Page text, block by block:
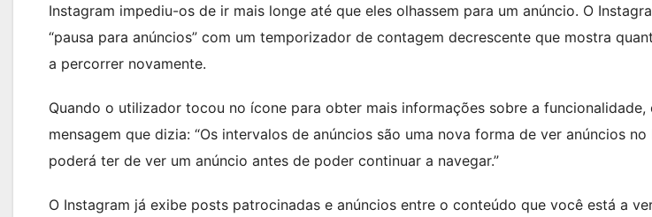
Instagram impediu-os de ir mais longe até que eles olhassem para um anúncio. O
“pausa para anúncios” com um temporizador de contagem decrescente que mostra
a percorrer novamente.
Quando o utilizador tocou no ícone para obter mais informações sobre a funcionalidade,
mensagem que dizia: “Os intervalos de anúncios são uma nova forma de ver anúncios no
poderá ter de ver um anúncio antes de poder continuar a navegar.”
O Instagram já exibe posts patrocinadas e anúncios entre o conteúdo que você está a